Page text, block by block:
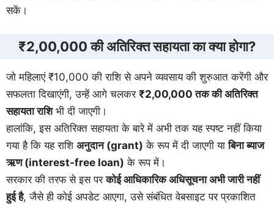
सकें।
₹2,00,000 की अतिरिक्त सहायता का क्या होगा?
जो महिलाएं ₹10,000 की राशि से अपने व्यवसाय की शुरुआत करेंगी और
सफलता दिखाएंगी, उन्हें आगे चलकर ₹2,00,000 तक की अतिरिक्त
सहायता राशिभी दी जाएगी।
हालांकि, इस अतिरिक्त सहायता के बारे में अभी तक यह स्पष्ट नहीं किया
गया है कि यह राशि अनुदान (grant) के रूप में दी जाएगी याबिना ब्याज
ऋण (interest-free loan) के रूप में।
सरकार की तरफ से इस परकोई आधिकारिक अधिसूचना अभी जारी नहीं
हुई है, जैसे ही कोई अपडेट आएगा, उसे संबंधित वेबसाइट पर प्रकाशित